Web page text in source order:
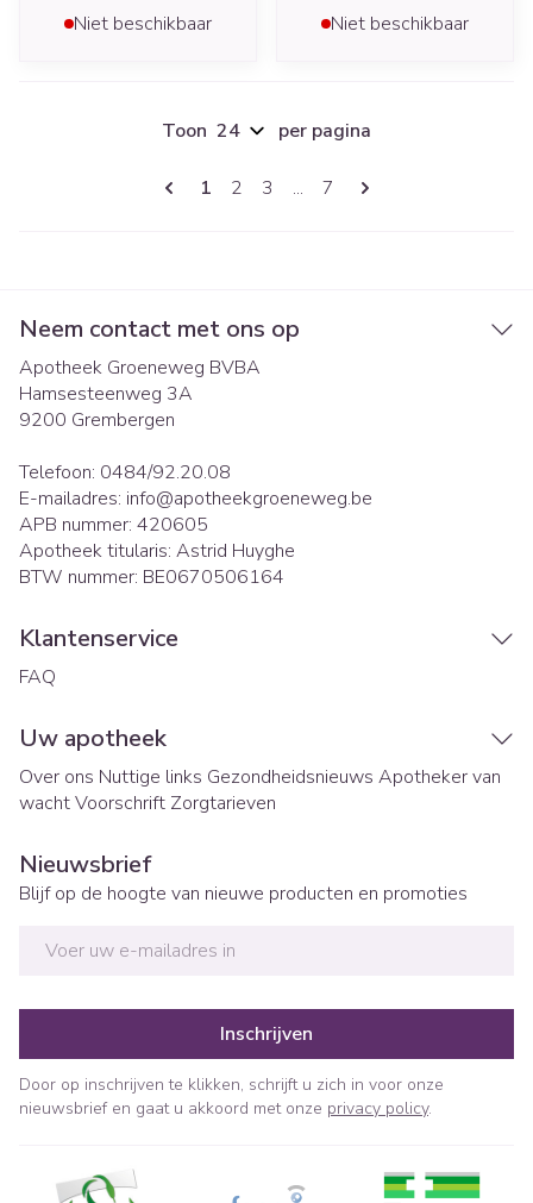
Niet beschikbaar Niet beschikbaar
Pagina's
U lees momenteel pagina
1 Pagina
2 Pagina
3 ... Pagina
7
Toon per pagina
Neem contact met ons op
Apotheek Groeneweg BVBA
Hamsesteenweg 3A
9200 Grembergen
Telefoon: 0484/92.20.08
E-mailadres: info@apotheekgroeneweg.be
APB nummer: 420605
Apotheek titularis: Astrid Huyghe
BTW nummer: BE0670506164
Klantenservice
FAQ
Uw apotheek
Over ons Nuttige links Gezondheidsnieuws Apotheker van
wachtVoorschrift Zorgtarieven
Nieuwsbrief
Blijf op de hoogte van nieuwe producten en promoties
Inschrijven
Door op inschrijven te klikken, schrijft u zich in voor onze
nieuwsbrief en gaat u akkoord met onze privacy policy.